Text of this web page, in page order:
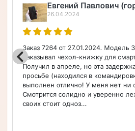
Евгений Павлович
26.04.2024
Заказ 7264 от 27.01.2024. Модель
Заказывал чехол-книжку для
Получил в апреле, но эта
просьбе (находился в
выполнен отлично! У меня нет ни
Смотрится солидно и уверенно
своих стоит одноз...